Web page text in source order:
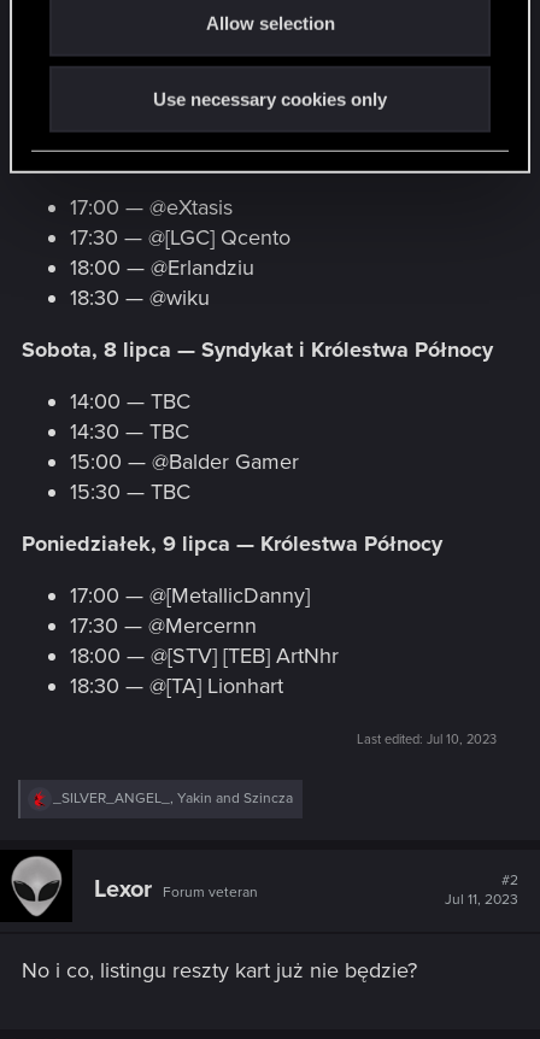
Allow selection
Use necessary cookies only
17:00 — @shinmiri
18:00 — @[TN] Ashphilo
18:30 — @Kafu
Piątek, 7 lipca — Syndykat
17:00 — @eXtasis
17:30 — @[LGC] Qcento
18:00 — @Erlandziu
18:30 — @wiku
Sobota, 8 lipca — Syndykat i Królestwa Północy
14:00 — TBC
14:30 — TBC
15:00 — @Balder Gamer
15:30 — TBC
Poniedziałek, 9 lipca — Królestwa Północy
17:00 — @[MetallicDanny]
17:30 — @Mercernn
18:00 — @[STV] [TEB] ArtNhr
18:30 — @[TA] Lionhart
Last edited: Jul 10, 2023
c
i
_SILVER_ANGEL_ , Yakin and Szincza
Lexor Forum veteran
#2
Jul 11, 2023
No i co, listingu reszty kart już nie będzie?